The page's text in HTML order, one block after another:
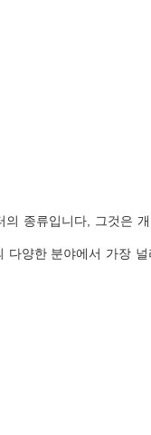
종류입니다, 그것은
다양한 분야에서 가장